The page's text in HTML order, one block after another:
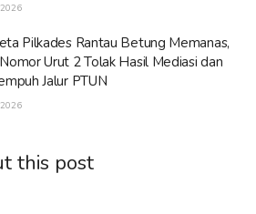
Pilkades Rantau Betung Memanas,
Urut 2 Tolak Hasil Mediasi dan
Jalur PTUN
this post